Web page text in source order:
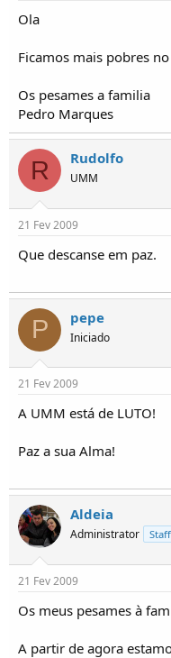
Ola
Ficamos mais pobres no
Os pesames a familia
Pedro Marques
R Rudolfo
UMM
21 Fev 2009
Que descanse em paz.
P pepe
Iniciado
21 Fev 2009
A UMM está de LUTO!
Paz a sua Alma!
Aldeia
Administrator Staff
21 Fev 2009
Os meus pesames à
A partir de agora